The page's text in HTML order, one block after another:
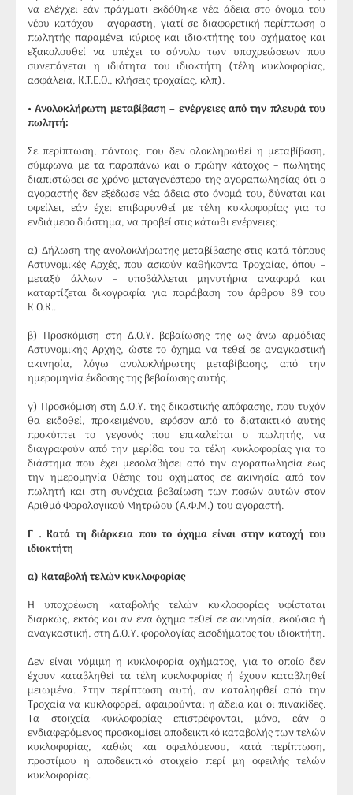
να ελέγχει εάν πράγματι εκδόθηκε νέα άδεια στο όνομα του
νέου κατόχου – αγοραστή, γιατί σε διαφορετική περίπτωση ο
πωλητής παραμένει κύριος και ιδιοκτήτης του οχήματος και
εξακολουθεί να υπέχει το σύνολο των υποχρεώσεων που
συνεπάγεται η ιδιότητα του ιδιοκτήτη (τέλη κυκλοφορίας,
ασφάλεια, K.T.E.O., κλήσεις τροχαίας, κλπ).
• Ανολοκλήρωτη μεταβίβαση – ενέργειες από την πλευρά του
πωλητή:
Σε περίπτωση, πάντως, που δεν ολοκληρωθεί η μεταβίβαση,
σύμφωνα με τα παραπάνω και ο πρώην κάτοχος – πωλητής
διαπιστώσει σε χρόνο μεταγενέστερο της αγοραπωλησίας ότι ο
αγοραστής δεν εξέδωσε νέα άδεια στο όνομά του, δύναται και
οφείλει, εάν έχει επιβαρυνθεί με τέλη κυκλοφορίας για το
ενδιάμεσο διάστημα, να προβεί στις κάτωθι ενέργειες:
α) Δήλωση της ανολοκλήρωτης μεταβίβασης στις κατά τόπους
Αστυνομικές Αρχές, που ασκούν καθήκοντα Τροχαίας, όπου –
μεταξύ άλλων – υποβάλλεται μηνυτήρια αναφορά και
καταρτίζεται δικογραφία για παράβαση του άρθρου 89 του
Κ.Ο.Κ..
β) Προσκόμιση στη Δ.Ο.Υ. βεβαίωσης της ως άνω αρμόδιας
Αστυνομικής Αρχής, ώστε το όχημα να τεθεί σε αναγκαστική
ακινησία, λόγω ανολοκλήρωτης μεταβίβασης, από την
ημερομηνία έκδοσης της βεβαίωσης αυτής.
γ) Προσκόμιση στη Δ.Ο.Υ. της δικαστικής απόφασης, που τυχόν
θα εκδοθεί, προκειμένου, εφόσον από το διατακτικό αυτής
προκύπτει το γεγονός που επικαλείται ο πωλητής, να
διαγραφούν από την μερίδα του τα τέλη κυκλοφορίας για το
διάστημα που έχει μεσολαβήσει από την αγοραπωλησία έως
την ημερομηνία θέσης του οχήματος σε ακινησία από τον
πωλητή και στη συνέχεια βεβαίωση των ποσών αυτών στον
Αριθμό Φορολογικού Μητρώου (Α.Φ.Μ.) του αγοραστή.
Γ . Κατά τη διάρκεια που το όχημα είναι στην κατοχή του
ιδιοκτήτη
α) Καταβολή τελών κυκλοφορίας
Η υποχρέωση καταβολής τελών κυκλοφορίας υφίσταται
διαρκώς, εκτός και αν ένα όχημα τεθεί σε ακινησία, εκούσια ή
αναγκαστική, στη Δ.Ο.Υ. φορολογίας εισοδήματος του ιδιοκτήτη.
Δεν είναι νόμιμη η κυκλοφορία οχήματος, για το οποίο δεν
έχουν καταβληθεί τα τέλη κυκλοφορίας ή έχουν καταβληθεί
μειωμένα. Στην περίπτωση αυτή, αν καταληφθεί από την
Τροχαία να κυκλοφορεί, αφαιρούνται η άδεια και οι πινακίδες.
Τα στοιχεία κυκλοφορίας επιστρέφονται, μόνο, εάν ο
ενδιαφερόμενος προσκομίσει αποδεικτικό καταβολής των τελών
κυκλοφορίας, καθώς και οφειλόμενου, κατά περίπτωση,
προστίμου ή αποδεικτικό στοιχείο περί μη οφειλής τελών
κυκλοφορίας.